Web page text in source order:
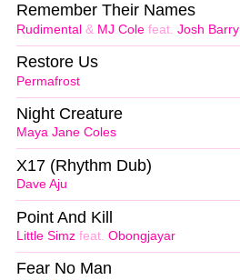
Rudimental & MJ Cole feat. Josh Barry
Remember Their Names
Permafrost
Restore Us
Maya Jane Coles
Night Creature
Dave Aju
X17 (Rhythm Dub)
Little Simz feat. Obongjayar
Point And Kill
Fear No Man